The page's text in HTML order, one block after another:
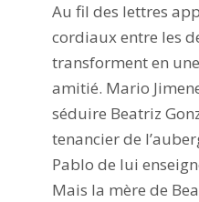
Au fil des lettres
cordiaux entre les
transforment en
amitié. Mario
séduire Beatriz
tenancier de
Pablo de lui
Mais la mère de